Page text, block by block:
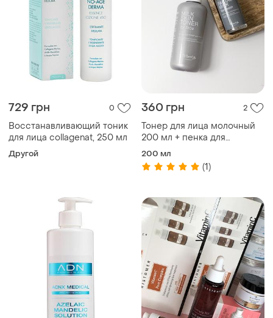
729 грн 0
Восстанавливающий тоник
для лица collagenat, 250 мл
Другой
360 грн 2
Тонер для лица молочный
200 мл + пенка для
умывания молочная 50 мл
(в подарок)
200 мл
(1)